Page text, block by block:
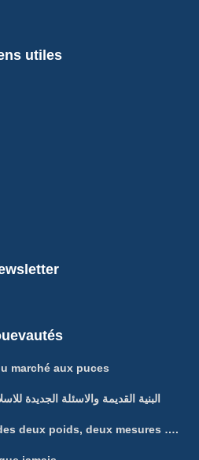
utiles
marché aux puces
البنية القديمة والاسئلة الجديدة
deux poids, deux mesures ….